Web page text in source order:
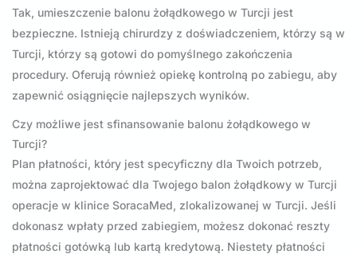
Tak, umieszczenie balonu żołądkowego w Turcji jest
bezpieczne. Istnieją chirurdzy z doświadczeniem, którzy są w
Turcji, którzy są gotowi do pomyślnego zakończenia
procedury. Oferują również opiekę kontrolną po zabiegu, aby
zapewnić osiągnięcie najlepszych wyników.
Czy możliwe jest sfinansowanie balonu żołądkowego w
Turcji?
Plan płatności, który jest specyficzny dla Twoich potrzeb,
można zaprojektować dla Twojego balon żołądkowy w Turcji
operacje w klinice SoracaMed, zlokalizowanej w Turcji. Jeśli
dokonasz wpłaty przed zabiegiem, możesz dokonać reszty
płatności gotówką lub kartą kredytową. Niestety płatności